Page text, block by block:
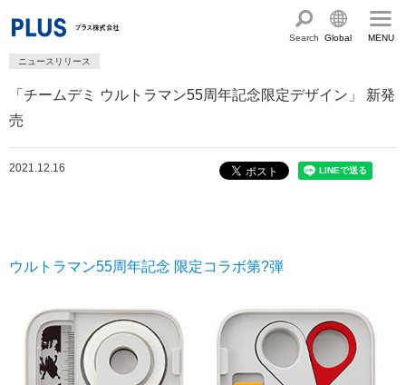
Search Global
Chinese
MENU
サステナビリティ
プラスグループのサステナビリティ
社会最適のあゆみ
人権の尊重
主な規程・方針、認証取得状況
グループ構成図
沿革・年代別トピックス
電子公告・決算公告
カタログ TOP
オフィス家具サイト サポートページ
文具・事務用品サイト サポートページ
ミーティングツールサイト サポートページ
アクセス
ニュースリリース
「チームデミ ウルトラマン55周年記念限定デザイン」 新発
売
2021.12.16
ウルトラマン55周年記念 限定コラボ第?弾